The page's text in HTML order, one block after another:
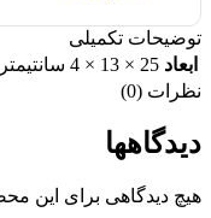
توضیحات تکمیلی
ابعاد 25 × 13 × 4 سانتیمتر
نظرات (0)
دیدگاهها
هیچ دیدگاهی برای این